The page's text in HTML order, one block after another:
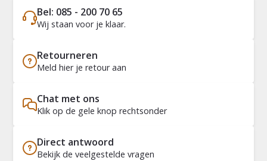
Bel: 085 - 200 70 65
Wij staan voor je klaar.
Retourneren
Meld hier je retour aan
Chat met ons
Klik op de gele knop rechtsonder
Direct antwoord
Bekijk de veelgestelde vragen